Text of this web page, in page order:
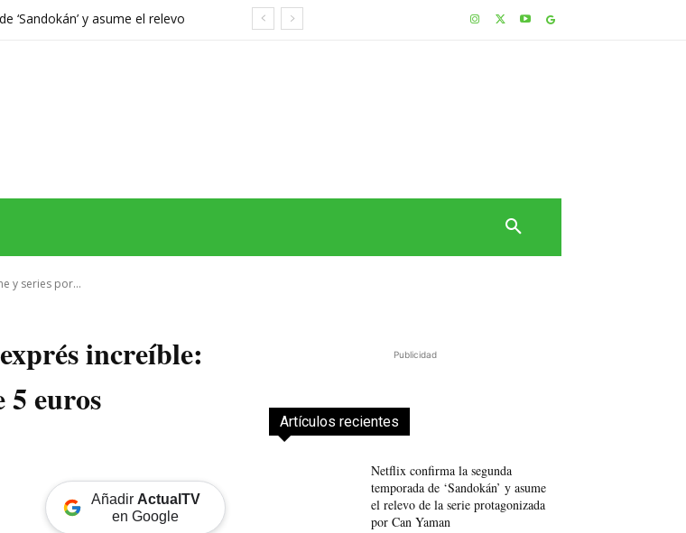
‘Sandokán’ y asume el relevo
y series por...
increíble:
5 euros
Añadir ActualTV
en Google
Publicidad
Artículos recientes
Netflix confirma la segunda
temporada de ‘Sandokán’ y asume
el relevo de la serie protagonizada
por Can Yaman